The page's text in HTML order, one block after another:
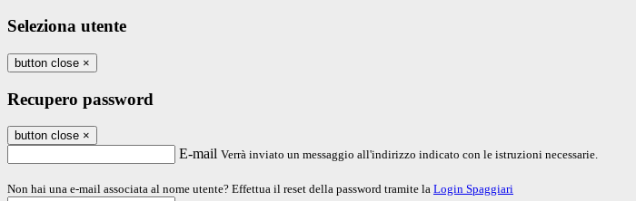
Seleziona utente
button close ×
Recupero password
button close ×
E-mail Verrà inviato un messaggio all'indirizzo indicato con le istruzioni necessarie.
Non hai una e-mail associata al nome utente? Effettua il reset della password tramite la Login Spaggiari